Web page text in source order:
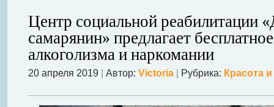
Центр социальной реабилитации
самарянин» предлагает
алкоголизма и наркомании
20 апреля 2019 Автор: Victoria Рубрика: Красота